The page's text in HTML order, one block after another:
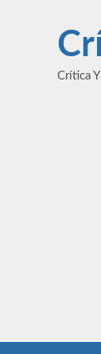
contenido
Crítica